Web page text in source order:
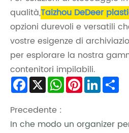
qualità,Taizhou DeDeer
opzioni durevoli e versatili
vostre esigenze di
per esplorare la nostra
contenitori impilabili.
Facebook
X WhatsApp
PinterestLinkedIn
Precedente :
In che modo un organizer